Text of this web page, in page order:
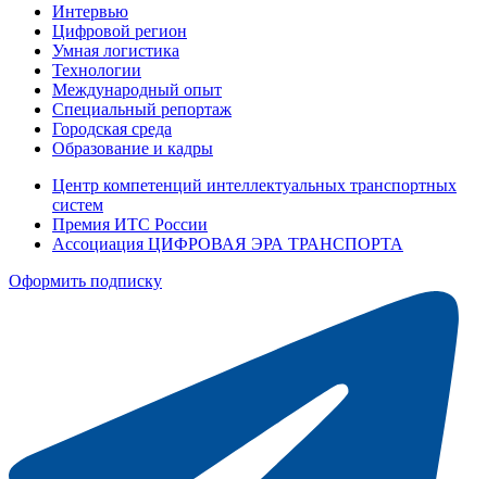
Интервью
Цифровой регион
Умная логистика
Технологии
Международный опыт
Специальный репортаж
Городская среда
Образование и кадры
Центр компетенций интеллектуальных транспортных
систем
Премия ИТС России
Ассоциация ЦИФРОВАЯ ЭРА ТРАНСПОРТА
Оформить подписку